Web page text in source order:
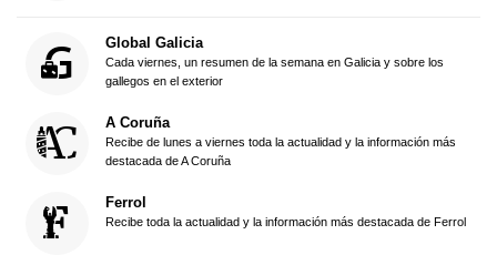
Global Galicia
Cada viernes, un resumen de la semana en Galicia y sobre los
gallegos en el exterior
A Coruña
Recibe de lunes a viernes toda la actualidad y la información más
destacada de A Coruña
Ferrol
Recibe toda la actualidad y la información más destacada de Ferrol